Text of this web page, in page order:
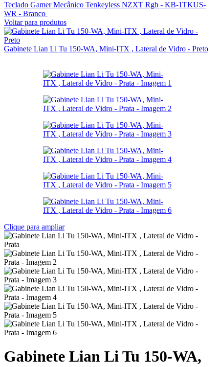
Teclado Gamer Mecânico Tenkeyless NZXT Rgb - KB-1TKUS-
WR - Branco
Voltar para produtos
Gabinete Lian Li Tu 150-WA, Mini-ITX , Lateral de Vidro - Preto
Clique para ampliar
Gabinete Lian Li Tu 150-WA,